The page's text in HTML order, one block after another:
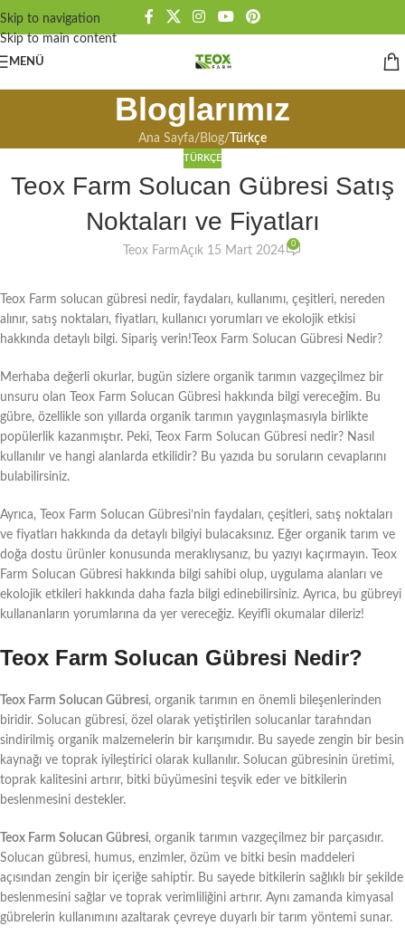
Skip to navigation
Skip to main content
MENÜ
Bloglarımız
Ana Sayfa/ Blog/ Türkçe
TÜRKÇE
Teox Farm Solucan Gübresi Satış
Noktaları ve Fiyatları
Teox FarmAçık 15 Mart 2024
0
Teox Farm solucan gübresi nedir, faydaları, kullanımı, çeşitleri, nereden
alınır, satış noktaları, fiyatları, kullanıcı yorumları ve ekolojik etkisi
hakkında detaylı bilgi. Sipariş verin!Teox Farm Solucan Gübresi Nedir?
Merhaba değerli okurlar, bugün sizlere organik tarımın vazgeçilmez bir
unsuru olan Teox Farm Solucan Gübresi hakkında bilgi vereceğim. Bu
gübre, özellikle son yıllarda organik tarımın yaygınlaşmasıyla birlikte
popülerlik kazanmıştır. Peki, Teox Farm Solucan Gübresi nedir? Nasıl
kullanılır ve hangi alanlarda etkilidir? Bu yazıda bu soruların cevaplarını
bulabilirsiniz.
Ayrıca, Teox Farm Solucan Gübresi’nin faydaları, çeşitleri, satış noktaları
ve fiyatları hakkında da detaylı bilgiyi bulacaksınız. Eğer organik tarım ve
doğa dostu ürünler konusunda meraklıysanız, bu yazıyı kaçırmayın. Teox
Farm Solucan Gübresi hakkında bilgi sahibi olup, uygulama alanları ve
ekolojik etkileri hakkında daha fazla bilgi edinebilirsiniz. Ayrıca, bu gübreyi
kullananların yorumlarına da yer vereceğiz. Keyifli okumalar dileriz!
Teox Farm Solucan Gübresi Nedir?
Teox Farm Solucan Gübresi, organik tarımın en önemli bileşenlerinden
biridir. Solucan gübresi, özel olarak yetiştirilen solucanlar tarafından
sindirilmiş organik malzemelerin bir karışımıdır. Bu sayede zengin bir besin
kaynağı ve toprak iyileştirici olarak kullanılır. Solucan gübresinin üretimi,
toprak kalitesini artırır, bitki büyümesini teşvik eder ve bitkilerin
beslenmesini destekler.
Teox Farm Solucan Gübresi, organik tarımın vazgeçilmez bir parçasıdır.
Solucan gübresi, humus, enzimler, özüm ve bitki besin maddeleri
açısından zengin bir içeriğe sahiptir. Bu sayede bitkilerin sağlıklı bir şekilde
beslenmesini sağlar ve toprak verimliliğini artırır. Aynı zamanda kimyasal
gübrelerin kullanımını azaltarak çevreye duyarlı bir tarım yöntemi sunar.